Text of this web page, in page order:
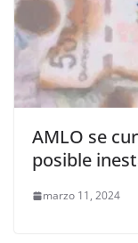
AMLO se
posible
marzo 11, 2024